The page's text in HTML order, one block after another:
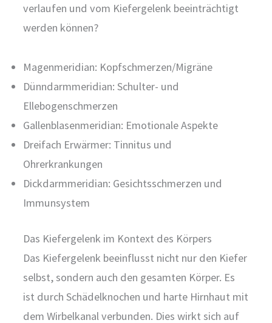
verlaufen und vom Kiefergelenk beeinträchtigt
werden können?
Magenmeridian: Kopfschmerzen/Migräne
Dünndarmmeridian: Schulter- und
Ellebogenschmerzen
Gallenblasenmeridian: Emotionale Aspekte
Dreifach Erwärmer: Tinnitus und
Ohrerkrankungen
Dickdarmmeridian: Gesichtsschmerzen und
Immunsystem
Das Kiefergelenk im Kontext des Körpers
Das Kiefergelenk beeinflusst nicht nur den Kiefer
selbst, sondern auch den gesamten Körper. Es
ist durch Schädelknochen und harte Hirnhaut mit
dem Wirbelkanal verbunden. Dies wirkt sich auf